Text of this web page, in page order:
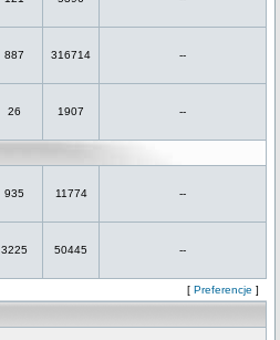
887 316714 --
26 1907 --
935 11774 --
3225 50445 --
[ Preferencje ]